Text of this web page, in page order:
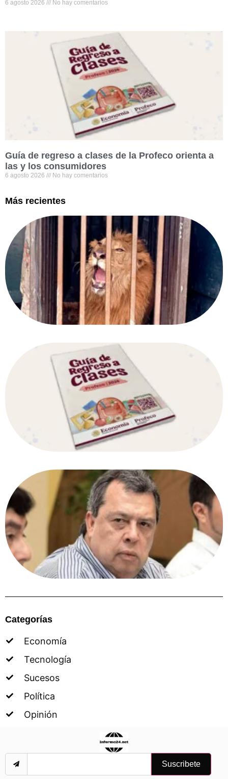
6 agosto 2026 No hay comentarios
Guía de regreso a clases de la Profeco orienta a
las y los consumidores
6 agosto 2026 No hay comentarios
Más recientes
Categorías
Economía
Tecnología
Sucesos
Política
Opinión
Suscribete